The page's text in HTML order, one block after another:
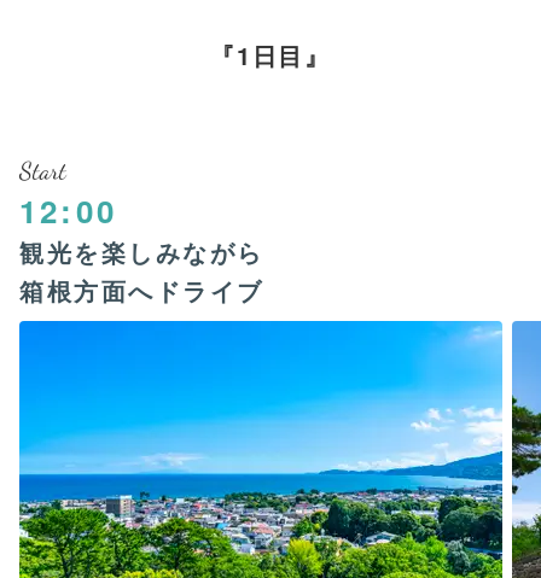
1日目
Start
12:00
観光を楽しみながら
箱根方面へドライブ